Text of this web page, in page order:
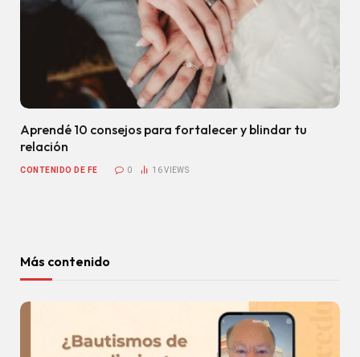
Aprendé 10 consejos para fortalecer y blindar tu
relación
CONTENIDO DE FE 0 16VIEWS
Más contenido